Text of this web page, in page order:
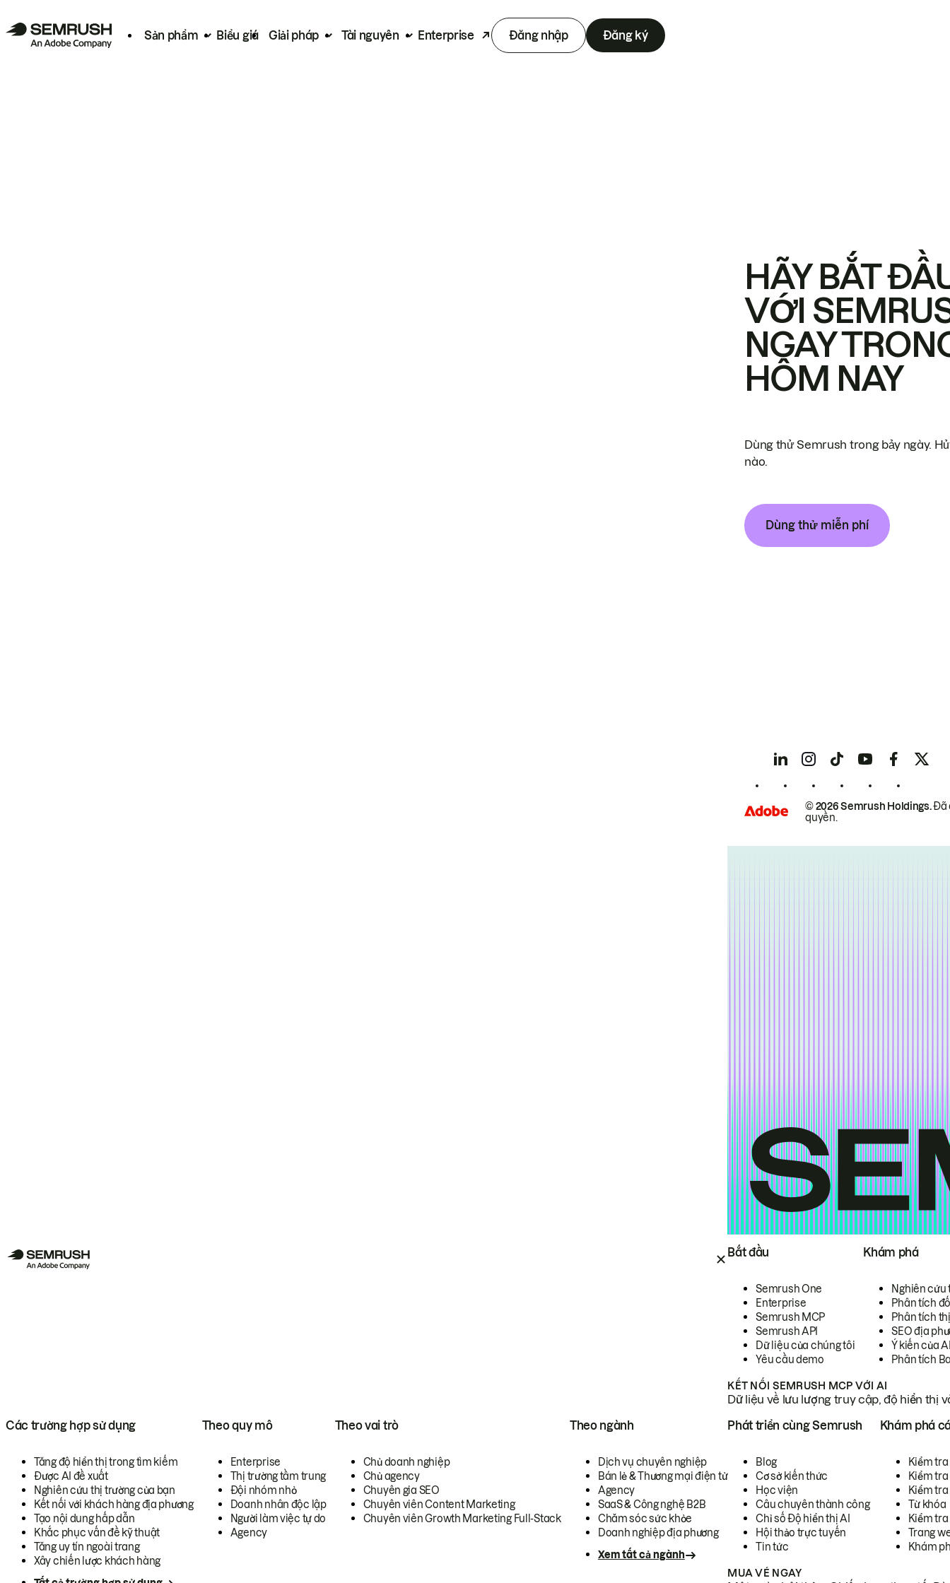
Sản phẩm Biểu giá Giải pháp Tài nguyên Enterprise Đăng nhập Đăng ký
Bắt đầu
Semrush One
Enterprise
Semrush MCP
Semrush API
Dữ liệu của chúng tôi
Yêu cầu demo
Khám phá
Nghiên cứu
Phân tích
Phân tích
SEO địa
Ý kiến của
Phân tích
KẾT NỐI SEMRUSH MCP VỚI AI
Dữ liệu về lưu lượng truy cập, độ hiển thị
Các trường hợp sử dụng
Tăng độ hiển thị trong tìm kiếm
Được AI đề xuất
Nghiên cứu thị trường của bạn
Kết nối với khách hàng địa phương
Tạo nội dung hấp dẫn
Khắc phục vấn đề kỹ thuật
Tăng uy tín ngoài trang
Xây chiến lược khách hàng
Theo quy mô
Enterprise
Thị trường tầm trung
Đội nhóm nhỏ
Doanh nhân độc lập
Người làm việc tự do
Agency
Theo vai trò
Chủ doanh nghiệp
Chủ agency
Chuyên gia SEO
Chuyên viên Content Marketing
Chuyên viên Growth Marketing Full-Stack
Theo ngành
Dịch vụ chuyên nghiệp
Bán lẻ & Thương mại điện tử
Agency
SaaS & Công nghệ B2B
Chăm sóc sức khỏe
Doanh nghiệp địa phương
Xem tất cả ngành
Phát triển cùng Semrush
Blog
Cơ sở kiến thức
Học viện
Câu chuyên thành công
Chỉ số Độ hiển thị AI
Hội thảo trực tuyến
Tin tức
Khám phá
Kiểm
Kiểm tra
Kiểm
Từ khóa
Kiểm
Trang
Khám
MUA VÉ NGAY
HÃY BẮT
VỚI
NGAY
HÔM NAY
Dùng thử Semrush trong bảy ngày.
nào.
Dùng thử miễn phí
© 2026 Semrush Holdings.Đã
quyền.